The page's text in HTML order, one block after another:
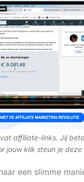
affiliate-links. Jij
jouw klik steun je
een slimme